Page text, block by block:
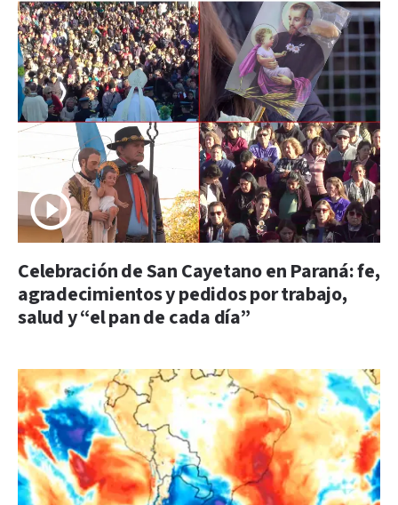
Celebración de San Cayetano en Paraná: fe,
agradecimientos y pedidos por trabajo,
salud y “el pan de cada día”